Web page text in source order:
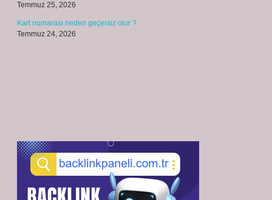
Temmuz 25, 2026
Kart numarası neden geçersiz olur ?
Temmuz 24, 2026